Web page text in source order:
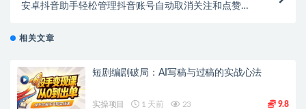
安卓抖音助手轻松管理抖音账号自动取消关注和点赞
相关文章
短剧编剧破局：AI写稿与过稿的实战心法
实操项目 1 天前 23 9.8